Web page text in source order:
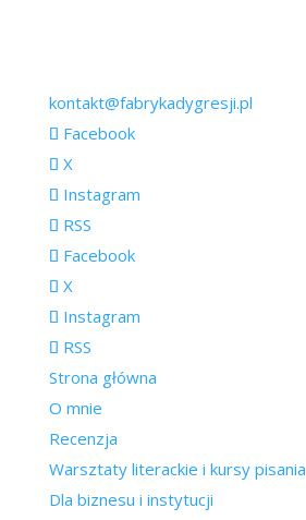
kontakt@fabrykadygresji.pl
Facebook
X
Instagram
RSS
Facebook
X
Instagram
RSS
Strona główna
O mnie
Recenzja
Warsztaty literackie i kursy pisania
Dla biznesu i instytucji